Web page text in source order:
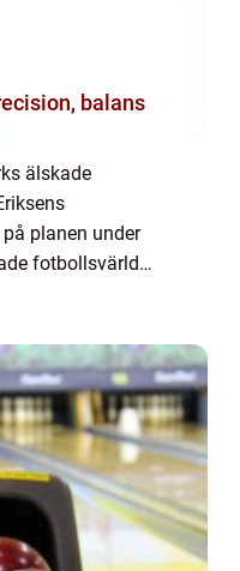
älskade
planen under
fotbollsvärlden